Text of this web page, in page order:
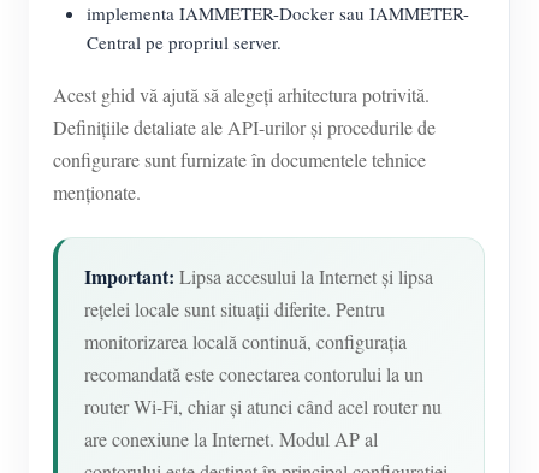
implementa IAMMETER-Docker sau IAMMETER-
Central pe propriul server.
Acest ghid vă ajută să alegeți arhitectura potrivită.
Definițiile detaliate ale API-urilor și procedurile de
configurare sunt furnizate în documentele tehnice
menționate.
Important: Lipsa accesului la Internet și lipsa
rețelei locale sunt situații diferite. Pentru
monitorizarea locală continuă, configurația
recomandată este conectarea contorului la un
router Wi-Fi, chiar și atunci când acel router nu
are conexiune la Internet. Modul AP al